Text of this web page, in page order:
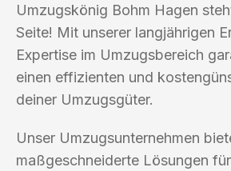
Umzugskönig Bohm Hagen
Seite! Mit unserer langjährigen
Expertise im Umzugsbereich
einen effizienten und
deiner Umzugsgüter.
Unser Umzugsunternehmen
maßgeschneiderte Lösungen